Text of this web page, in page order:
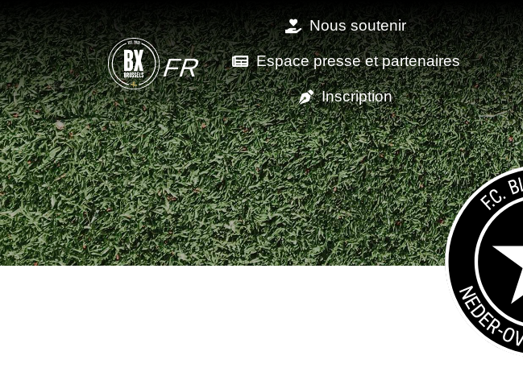
FR
Nous soutenir
Espace presse et partenaires
Inscription